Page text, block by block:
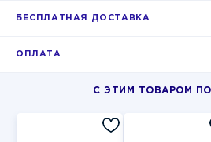
БЕСПЛАТНАЯ ДОСТАВКА
ОПЛАТА
С ЭТИМ ТОВАРОМ